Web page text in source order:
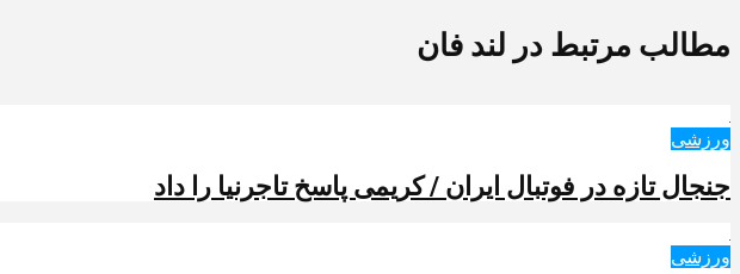
مطالب مرتبط در لند فان
ورزشی
جنجال تازه در فوتبال ایران / کریمی پاسخ تاجرنیا را داد
ورزشی